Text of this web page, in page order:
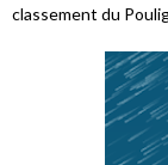
classement du